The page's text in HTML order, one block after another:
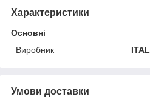
Характеристики
Основні
Виробник
ITAL
Умови доставки